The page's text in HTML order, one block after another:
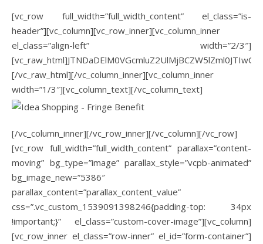
[vc_row full_width=”full_width_content” el_class=”is-
header”][vc_column][vc_row_inner][vc_column_inner
el_class=”align-left” width=”2/3″]
[/vc_raw_html][/vc_column_inner][vc_column_inner
width=”1/3″][vc_column_text][/vc_column_text]
[/vc_column_inner][/vc_row_inner][/vc_column][/vc_row]
[vc_row full_width=”full_width_content” parallax=”content-
moving” bg_type=”image” parallax_style=”vcpb-animated”
bg_image_new=”5386″
parallax_content=”parallax_content_value”
css=”.vc_custom_1539091398246{padding-top: 34px
!important;}” el_class=”custom-cover-image”][vc_column]
[vc_row_inner el_class=”row-inner” el_id=”form-container”]